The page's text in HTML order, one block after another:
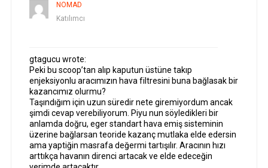
NOMAD
Katılımcı
gtagucu wrote:
Peki bu scoop’tan alıp kaputun üstüne takıp
enjeksiyonlu aracımızın hava filtresini buna bağlasak bir
kazancımız olurmu?
Taşındığım için uzun süredir nete giremiyordum ancak
şimdi cevap verebiliyorum. Piyu nun söyledikleri bir
anlamda doğru, eger standart hava emiş sisteminin
üzerine bağlarsan teoride kazanç mutlaka elde edersin
ama yaptiğin masrafa değermi tartışılır. Aracının hızı
arttıkça havanın direnci artacak ve elde edeceğin